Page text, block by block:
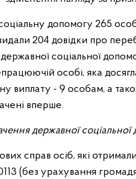
допомогу 265
204 довідки про
соціальної
особі, яка
виплату - 9 особам, а
вперше.
державної соціальної
справ осіб, які
(без урахування